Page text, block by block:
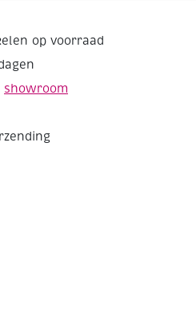
aantal
op voorraad
showroom